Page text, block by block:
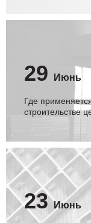
29 Июнь
Где
строительстве
23 Июнь